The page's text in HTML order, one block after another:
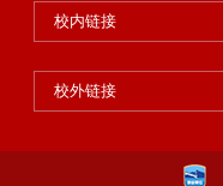
校内链接
校外链接